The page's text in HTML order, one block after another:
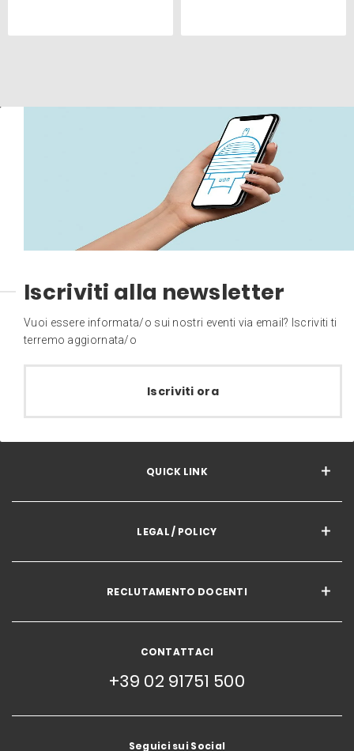
Iscriviti alla newsletter
Vuoi essere informata/o sui nostri eventi via email? Iscriviti ti
terremo aggiornata/o
Iscriviti ora
QUICK LINK
LEGAL / POLICY
RECLUTAMENTO DOCENTI
CONTATTACI
+39 02 91751 500
Seguici sui Social